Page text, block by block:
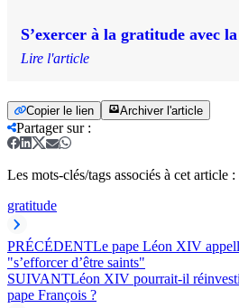
S’exercer à la gratitude avec
Lire l'article
Copier le lien Archiver l'article
Partager sur:
Les mots-clés/tags associés à cet article :
gratitude
PRÉCÉDENTLe pape Léon XIV
"s’efforcer d’être saints"
SUIVANTLéon XIV pourrait-il
pape François ?